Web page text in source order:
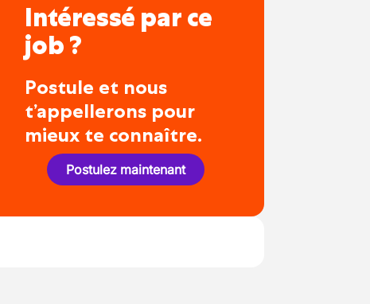
Intéressé par ce
job ?
Postule et nous
t’appellerons pour
mieux te connaître.
Postulez maintenant